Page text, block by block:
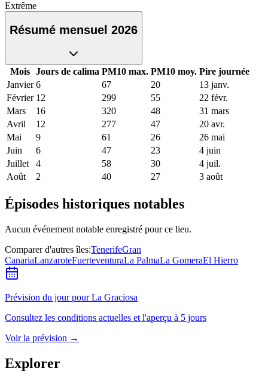
Extrême
Résumé mensuel 2026
Mois Jours de calima PM10 max. PM10 moy. Pire journée
Janvier 6 67 20
13 janv.
Février 12 299 55
22 févr.
Mars
16 320 48
31 mars
Avril
12 277 47
20 avr.
Mai
9 61 26
26 mai
Juin
6 47 23
4 juin
Juillet
4 58 30
4 juil.
Août
2 40 27 3 août
Épisodes historiques notables
Aucun événement notable enregistré pour ce lieu.
Comparer d'autres îles:TenerifeGran
CanariaLanzaroteFuerteventuraLa PalmaLa GomeraEl Hierro
Prévision du jour pour La Graciosa
Consultez les conditions actuelles et l'aperçu à 5 jours
Voir la prévision →
Explorer